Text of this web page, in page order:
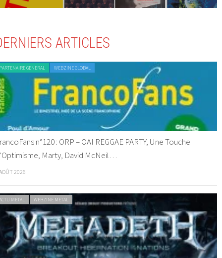
ARTICLES
GENERAL WEBZINE GLOBAL
n°120 : ORP – OAI REGGAE PARTY, Une Touche
Marty, David McNeil…
2026
METAL WEBZINE METAL